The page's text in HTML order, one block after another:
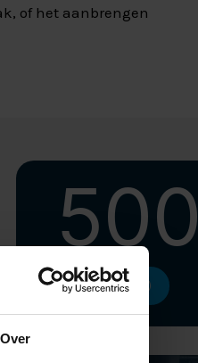
Over
of het aanbrengen
500
Ketel (L)